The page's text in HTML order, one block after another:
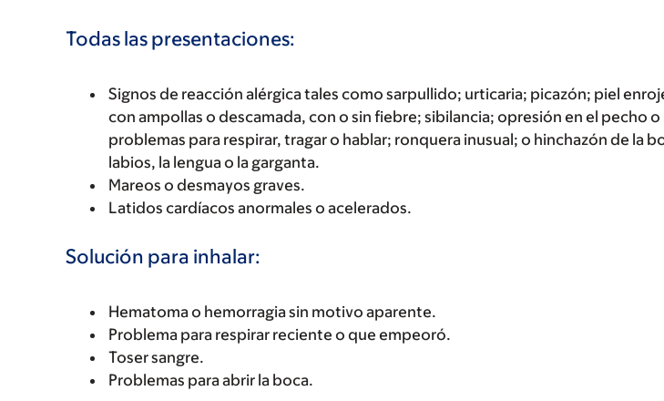
Todas las presentaciones:
Signos de reacción alérgica tales como sarpullido; urticaria; picazón; piel
con ampollas o descamada, con o sin fiebre; sibilancia; opresión en el pecho o
problemas para respirar, tragar o hablar; ronquera inusual; o hinchazón de la
labios, la lengua o la garganta.
Mareos o desmayos graves.
Latidos cardíacos anormales o acelerados.
Solución para inhalar:
Hematoma o hemorragia sin motivo aparente.
Problema para respirar reciente o que empeoró.
Toser sangre.
Problemas para abrir la boca.